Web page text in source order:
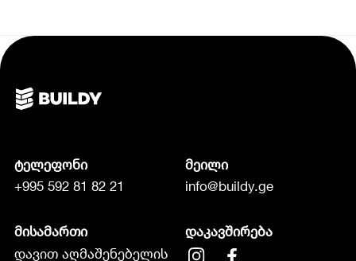
ტელეფონი
+995 592 81 82 21
მეილი
info@buildy.ge
მისამართი
დავით აღმაშენებელის
დაკავშირება